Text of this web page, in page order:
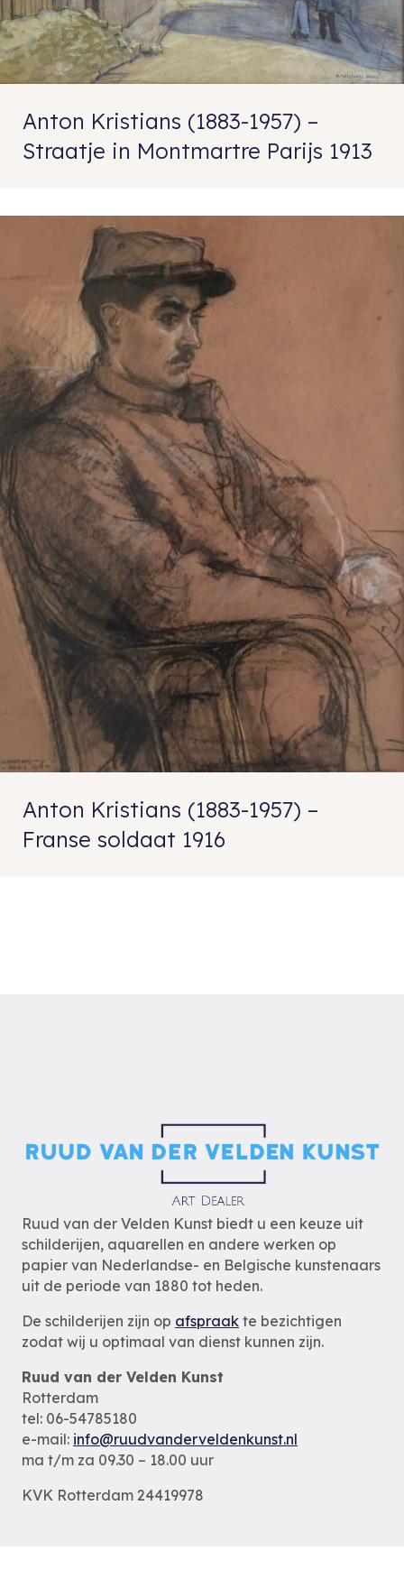
Anton Kristians (1883-1957) –
Straatje in Montmartre Parijs 1913
Anton Kristians (1883-1957) –
Franse soldaat 1916
Ruud van der Velden Kunst biedt u een keuze uit
schilderijen, aquarellen en andere werken op
papier van Nederlandse- en Belgische kunstenaars
uit de periode van 1880 tot heden.
De schilderijen zijn op afspraak te bezichtigen
zodat wij u optimaal van dienst kunnen zijn.
Ruud van der Velden Kunst
Rotterdam
tel: 06-54785180
e-mail: info@ruudvanderveldenkunst.nl
ma t/m za 09.30 – 18.00 uur
KVK Rotterdam 24419978